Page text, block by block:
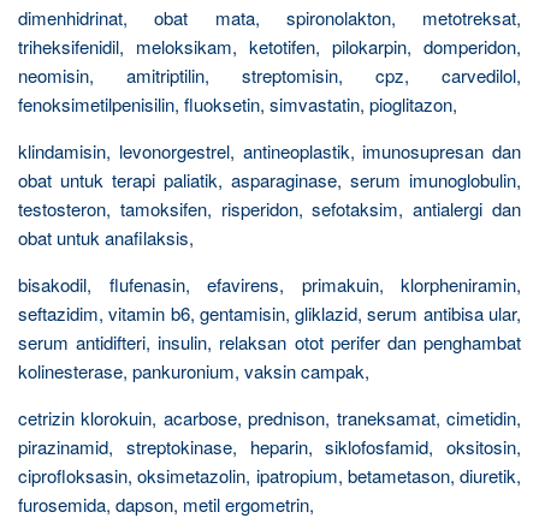
dimenhidrinat, obat mata, spironolakton, metotreksat,
triheksifenidil, meloksikam, ketotifen, pilokarpin, domperidon,
neomisin, amitriptilin, streptomisin, cpz, carvedilol,
fenoksimetilpenisilin, fluoksetin, simvastatin, pioglitazon,
klindamisin, levonorgestrel, antineoplastik, imunosupresan dan
obat untuk terapi paliatik, asparaginase, serum imunoglobulin,
testosteron, tamoksifen, risperidon, sefotaksim, antialergi dan
obat untuk anafilaksis,
bisakodil, flufenasin, efavirens, primakuin, klorpheniramin,
seftazidim, vitamin b6, gentamisin, gliklazid, serum antibisa ular,
serum antidifteri, insulin, relaksan otot perifer dan penghambat
kolinesterase, pankuronium, vaksin campak,
cetrizin klorokuin, acarbose, prednison, traneksamat, cimetidin,
pirazinamid, streptokinase, heparin, siklofosfamid, oksitosin,
ciprofloksasin, oksimetazolin, ipatropium, betametason, diuretik,
furosemida, dapson, metil ergometrin,